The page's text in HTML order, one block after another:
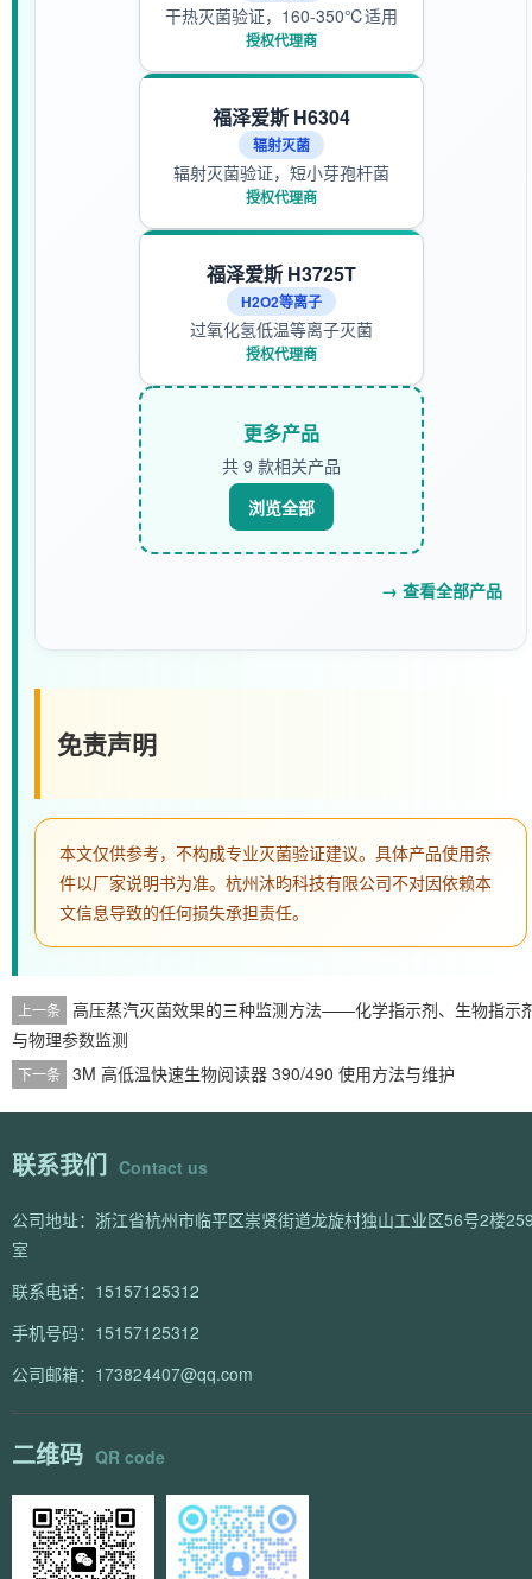
干热灭菌验证，160-350℃适用
授权代理商
福泽爱斯 H6304
辐射灭菌
辐射灭菌验证，短小芽孢杆菌
授权代理商
福泽爱斯 H3725T
H2O2等离子
过氧化氢低温等离子灭菌
授权代理商
更多产品
共 9 款相关产品
浏览全部
→ 查看全部产品
免责声明
本文仅供参考，不构成专业灭菌验证建议。具体产品使用条
件以厂家说明书为准。杭州沐昀科技有限公司不对因依赖本
文信息导致的任何损失承担责任。
上一条
高压蒸汽灭菌效果的三种监测方法——化学指示剂、生物指示
与物理参数监测
下一条 3M 高低温快速生物阅读器 390/490 使用方法与维护
联系我们 Contact us
公司地址：浙江省杭州市临平区崇贤街道龙旋村独山工业区56号2楼
室
联系电话：15157125312
手机号码：15157125312
公司邮箱：173824407@qq.com
二维码 QR code